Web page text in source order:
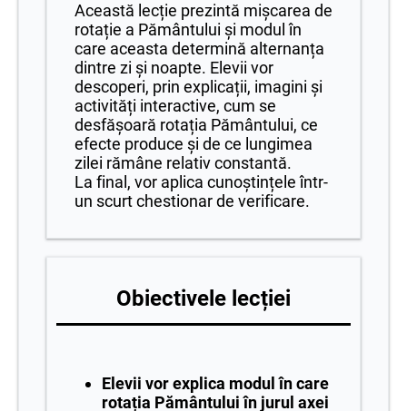
Această lecție prezintă mișcarea de
rotație a Pământului și modul în
care aceasta determină alternanța
dintre zi și noapte. Elevii vor
descoperi, prin explicații, imagini și
activități interactive, cum se
desfășoară rotația Pământului, ce
efecte produce și de ce lungimea
zilei rămâne relativ constantă.
La final, vor aplica cunoștințele într-
un scurt chestionar de verificare.
Obiectivele lecției
Elevii vor explica modul în care
rotația Pământului în jurul axei